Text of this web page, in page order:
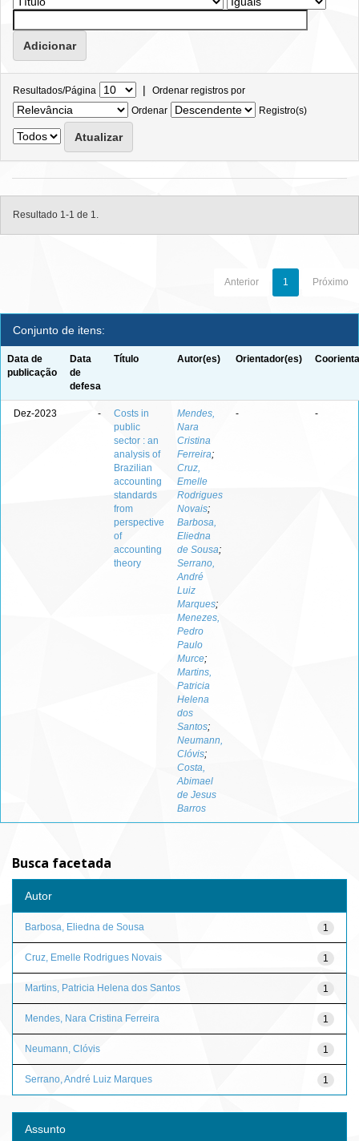
Resultados/Página | Ordenar registros por
Ordenar
Registro(s)
Resultado 1-1 de 1.
Anterior 1 Próximo
Conjunto de itens:
Data de
publicação
Data
de
defesa
Título Autor(es) Orientador(es)
Dez-2023 -
Costs in
public
sector : an
analysis of
Brazilian
accounting
standards
from
perspective
of
accounting
theory
Mendes,
Nara
Cristina
Ferreira;
Cruz,
Emelle
Rodrigues
Novais;
Barbosa,
Eliedna
de Sousa;
Serrano,
André
Luiz
Marques;
Menezes,
Pedro
Paulo
Murce;
Martins,
Patricia
Helena
dos
Santos;
Neumann,
Clóvis;
Costa,
Abimael
de Jesus
Barros
- -
Busca facetada
Autor
1
Barbosa, Eliedna de Sousa
1
Cruz, Emelle Rodrigues Novais
1
Martins, Patricia Helena dos Santos
1
Mendes, Nara Cristina Ferreira
1
Neumann, Clóvis
1
Serrano, André Luiz Marques
Assunto